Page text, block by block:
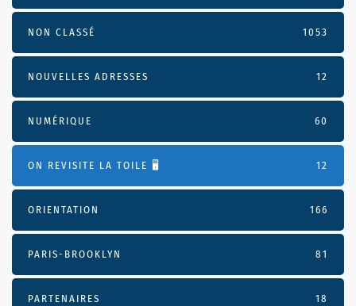
NON CLASSÉ 1053
NOUVELLES ADRESSES 12
NUMÉRIQUE 60
ON REVISITE LA TOILE 🖥️ 12
ORIENTATION 166
PARIS-BROOKLYN 81
PARTENAIRES 18